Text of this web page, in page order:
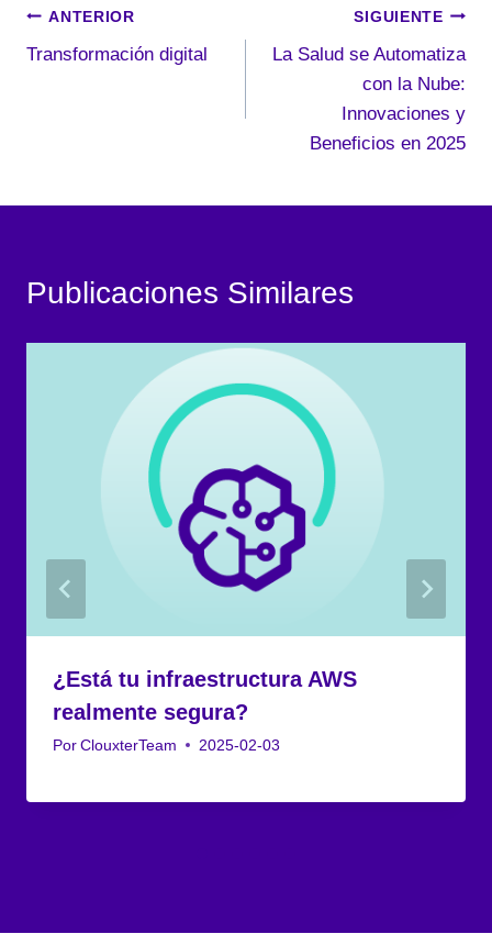
Navegación
de
ANTERIOR
Transformación digital
SIGUIENTE
La Salud se Automatiza
con la Nube:
Innovaciones y
Beneficios en 2025
¿Está tu infraestructura AWS
realmente segura?
Por ClouxterTeam 2025-02-03